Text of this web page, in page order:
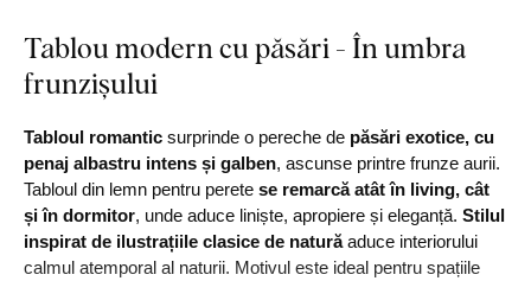
Tablou modern cu păsări - În umbra
frunzișului
Tabloul romantic surprinde o pereche de păsări exotice, cu
penaj albastru intens și galben, ascunse printre frunze aurii.
Tabloul din lemn pentru perete se remarcă atât în living, cât
și în dormitor, unde aduce liniște, apropiere și eleganță. Stilul
inspirat de ilustrațiile clasice de naturăaduce interiorului
calmul atemporal al naturii. Motivul este ideal pentru spațiile